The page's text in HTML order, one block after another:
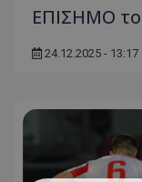
ΕΠΙΣΗΜΟ
24.12.2025 - 13:17